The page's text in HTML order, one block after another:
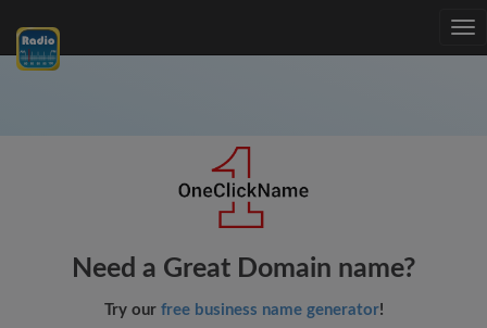
Need a Great Domain name?
Try our free business name generator!